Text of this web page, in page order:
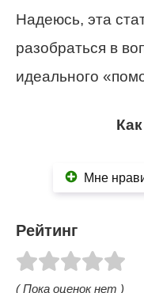
Надеюсь, эта
разобраться в
идеального
Мне
Рейтинг
( Пока оценок нет )